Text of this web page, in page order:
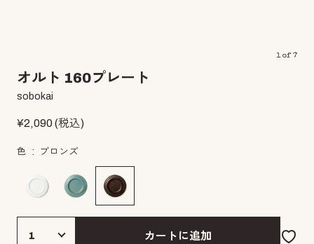
1of 7
オルト 160プレート
sobokai
¥2,090(税込)
色 ブロンズ
カートに追加